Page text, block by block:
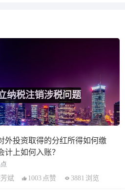
纳税注销涉税问题
外投资取得的分红所得如何缴
计上如何入账？
斌
1003 点赞 3881 浏览